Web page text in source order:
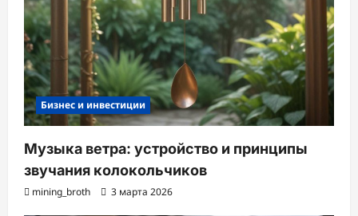
Бизнес и инвестиции
Музыка ветра: устройство и принципы
звучания колокольчиков
mining_broth 3 марта 2026